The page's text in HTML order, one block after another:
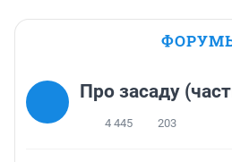
Про засаду
4 445 203